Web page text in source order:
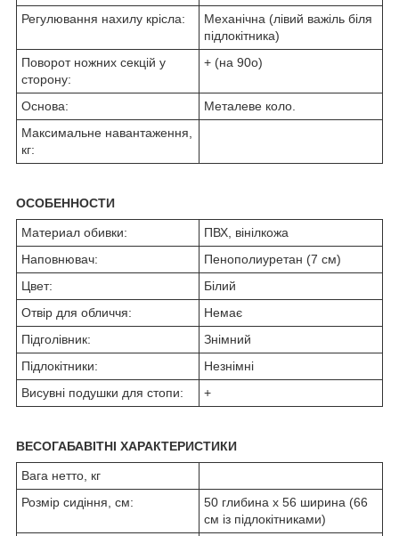
Регулювання нахилу крісла:
Механічна (лівий важіль біля
підлокітника)
Поворот ножних секцій у
сторону:
+ (на 90о)
Основа:
Металеве коло.
Максимальне навантаження,
кг:
ОСОБЕННОСТИ
Материал обивки:
ПВХ, вінілкожа
Наповнювач:
Пенополиуретан (7 см)
Цвет:
Білий
Отвір для обличчя:
Немає
Підголівник:
Знімний
Підлокітники:
Незнімні
Висувні подушки для стопи:
+
ВЕСОГАБАВІТНІ ХАРАКТЕРИСТИКИ
Вага нетто, кг
Розмір сидіння, см:
50 глибина х 56 ширина (66
см із підлокітниками)